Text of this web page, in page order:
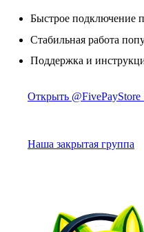
Быстрое подключение
Стабильная работа
Поддержка и
Открыть
Наша закрытая группа